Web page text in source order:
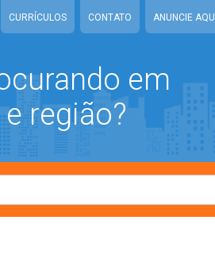
CURRÍCULOS CONTATO ANUNCIE AQUI
em
região?